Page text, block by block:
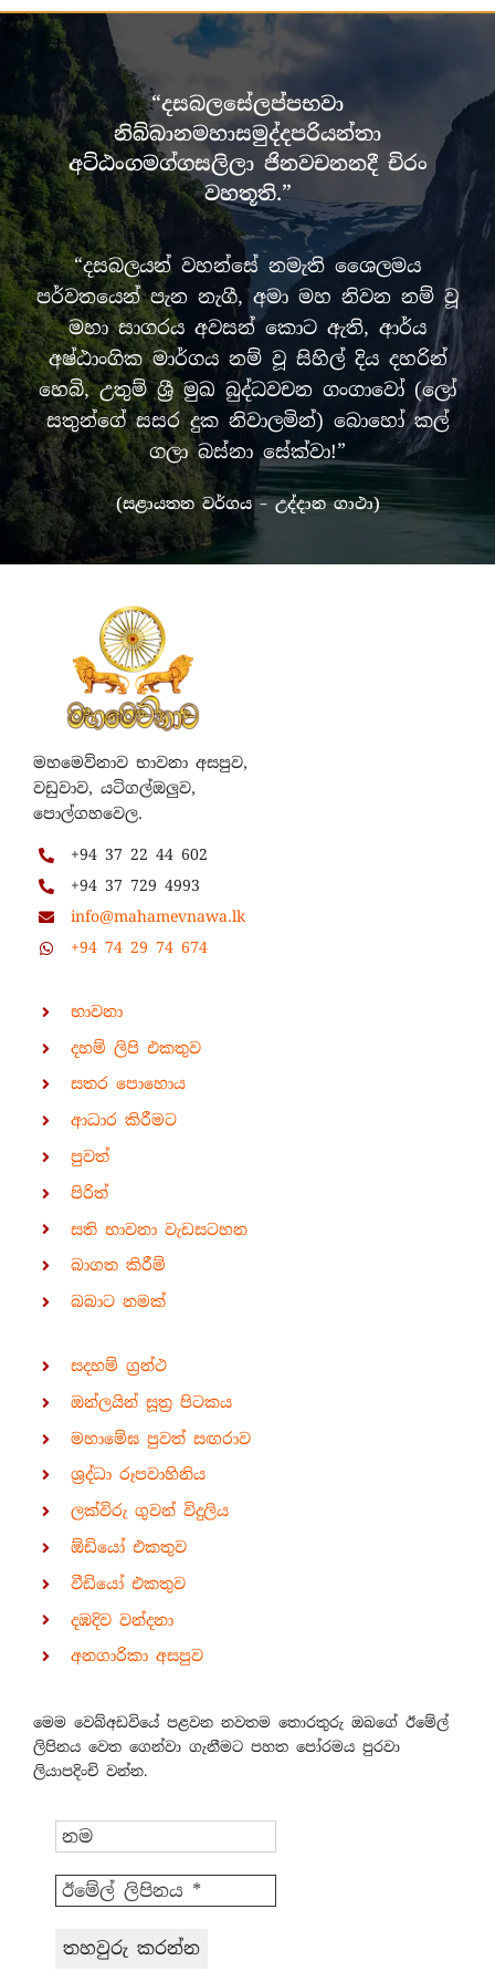
“දසබලසේලප්පභවා
නිබ්බානමහාසමුද්දපරියන්තා
අට්ඨංගමග්ගසලිලා ජිනවචනනදී චිරං
වහතූති.”
“දසබලයන් වහන්සේ නමැති ශෛලමය
පර්වතයෙන් පැන නැගී, අමා මහ නිවන නම් වූ
මහා සාගරය අවසන් කොට ඇති, ආර්ය
අෂ්ඨාංගික මාර්ගය නම් වූ සිහිල් දිය දහරින්
හෙබි, උතුම් ශ්‍රී මුඛ බුද්ධවචන ගංගාවෝ (ලෝ
සතුන්ගේ සසර දුක නිවාලමින්) බොහෝ කල්
ගලා බස්නා සේක්වා!”
(සළායතන වර්ගය – උද්දාන ගාථා)
මහමෙව්නාව භාවනා අසපුව,
වඩුවාව, යටිගල්ඔලුව,
පොල්ගහවෙල.
+94 37 22 44 602
+94 37 729 4993
info@mahamevnawa.lk
+94 74 29 74 674
භාවනා
දහම් ලිපි එකතුව
සතර පොහොය
ආධාර කිරීමට
පුවත්
පිරිත්
සති භාවනා වැඩසටහන
බාගත කිරීම්
බබාට නමක්
සදහම් ග්‍රන්ථ
ඔන්ලයින් සූත්‍ර පිටකය
මහාමේඝ පුවත් සඟරාව
ශ්‍රද්ධා රූපවාහිනිය
ලක්විරු ගුවන් විදුලිය
ඕඩියෝ එකතුව
වීඩියෝ එකතුව
දඹදිව වන්දනා
අනගාරිකා අසපුව
මෙම වෙබ්අඩවියේ පළවන නවතම තොරතුරු ඔබගේ ඊමේල්
ලිපිනය වෙත ගෙන්වා ගැනීමට පහත පෝරමය පුරවා
ලියාපදිංචි වන්න.